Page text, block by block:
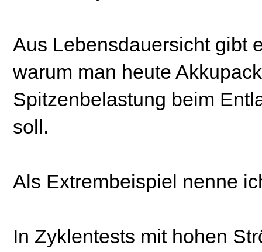
Aus Lebensdauersicht gibt
warum man heute
Spitzenbelastung beim
soll.
Als Extrembeispiel nenne
In Zyklentests mit hohen